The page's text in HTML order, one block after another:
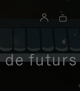
de futurs